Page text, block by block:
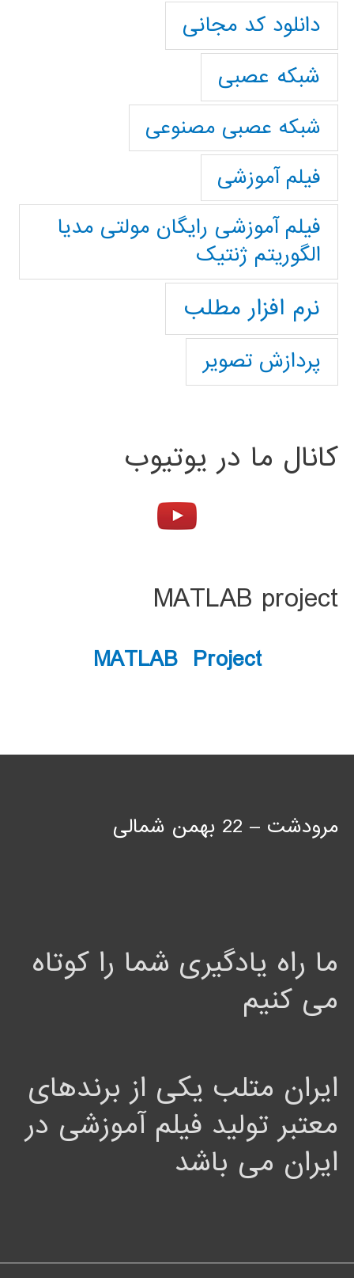
دانلود کد مجانی
شبکه عصبی
شبکه عصبی مصنوعی
فیلم آموزشی
فیلم آموزشی رایگان مولتی مدیا
الگوریتم ژنتیک
نرم افزار مطلب
پردازش تصویر
کانال ما در یوتیوب
MATLAB project
MATLAB Project
مرودشت – 22 بهمن شمالی
ما راه یادگیری شما را کوتاه
می کنیم
ایران متلب یکی از برندهای
معتبر تولید فیلم آموزشی در
ایران می باشد